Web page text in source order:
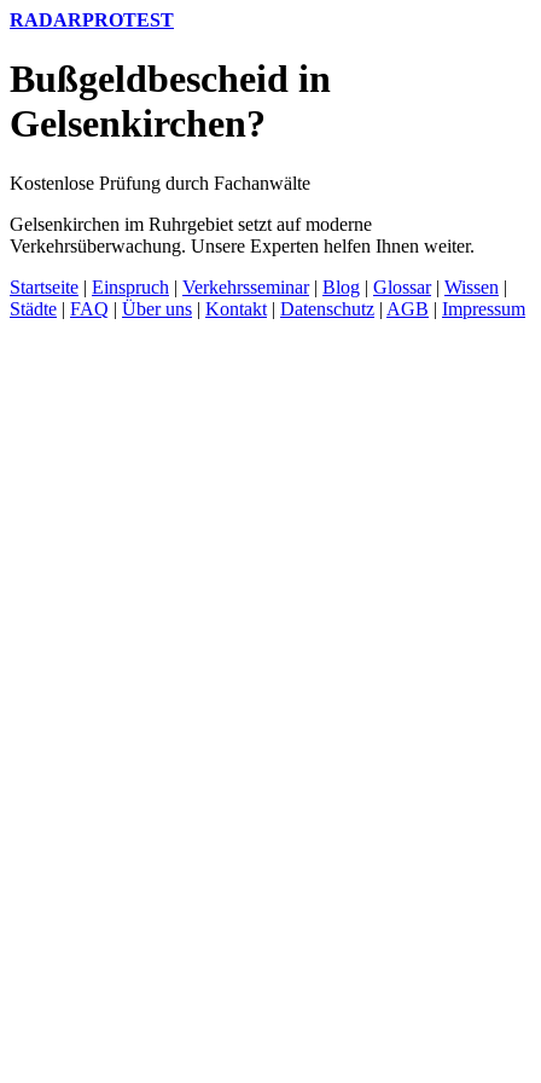
RADARPROTEST
Bußgeldbescheid in
Gelsenkirchen?
Kostenlose Prüfung durch Fachanwälte
Gelsenkirchen im Ruhrgebiet setzt auf moderne
Verkehrsüberwachung. Unsere Experten helfen Ihnen weiter.
Startseite | Einspruch | Verkehrsseminar| Blog | Glossar| Wissen |
Städte | FAQ | Über uns | Kontakt | Datenschutz | AGB | Impressum